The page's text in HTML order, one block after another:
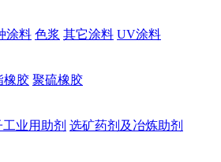
涂料 色浆 其它涂料 UV涂料
橡胶 聚硫橡胶
工业用助剂 选矿药剂及冶炼助剂